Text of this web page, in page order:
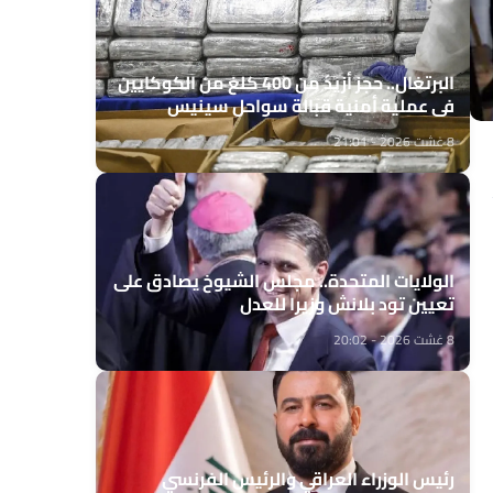
البرتغال.. حجز أزيد من 400 كلغ من الكوكايين
في عملية أمنية قبالة سواحل سينيس
8 غشت 2026 - 21:01
الولايات المتحدة.. مجلس الشيوخ يصادق على
تعيين تود بلانش وزيرا للعدل
8 غشت 2026 - 20:02
رئيس الوزراء العراقي والرئيس الفرنسي